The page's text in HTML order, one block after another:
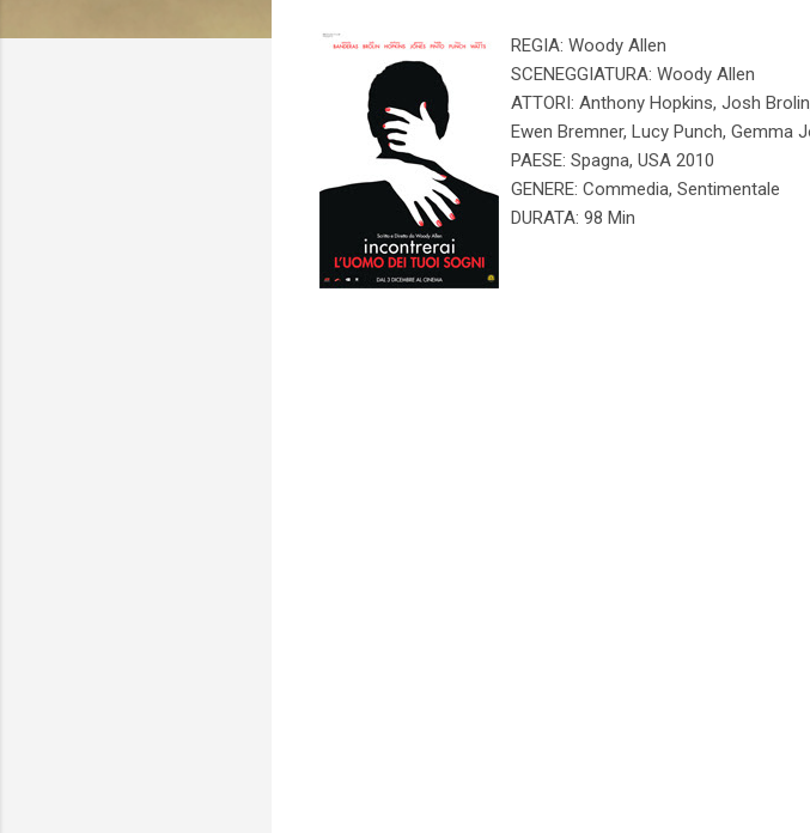
REGIA: Woody Allen
SCENEGGIATURA: Woody Allen
ATTORI: Anthony Hopkins, Josh
Ewen Bremner, Lucy Punch, Gemma
PAESE: Spagna, USA 2010
GENERE: Commedia, Sentimentale
DURATA: 98 Min